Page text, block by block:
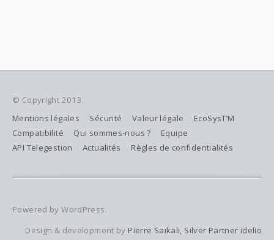
© Copyright 2013.
Mentions légales
Sécurité Valeur légale
EcoSysT’M
Compatibilité
Qui sommes-nous ?
Equipe
API Telegestion
Actualités Règles de confidentialités
Powered by WordPress.
Design & development by Pierre Saïkali, Silver Partner idelio